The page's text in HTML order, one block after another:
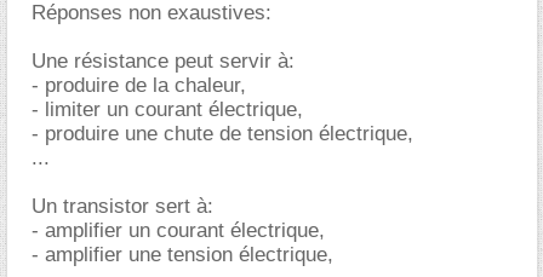
Réponses non exaustives:
Une résistance peut servir à:
- produire de la chaleur,
- limiter un courant électrique,
- produire une chute de tension électrique,
...
Un transistor sert à:
- amplifier un courant électrique,
- amplifier une tension électrique,